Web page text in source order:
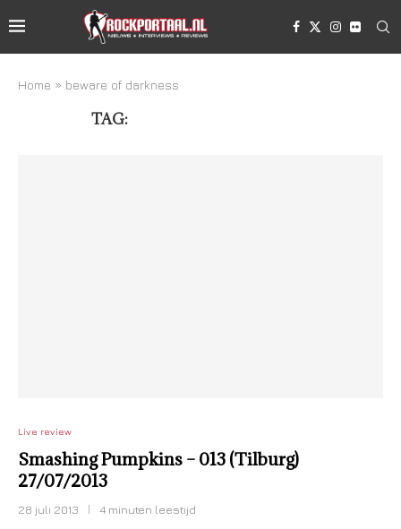
Home » beware of darkness
TAG:
Live review
Smashing Pumpkins – 013 (Tilburg)
27/07/2013
28 juli 2013 4 minuten leestijd